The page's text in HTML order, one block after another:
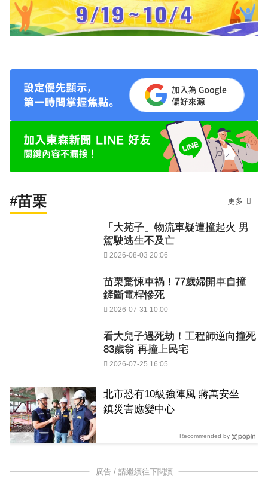
#苗栗 更多
「大苑子」物流車疑遭撞起火 男
駕駛逃生不及亡
2026-08-03 20:06
苗栗驚悚車禍！77歲婦開車自撞
鏟斷電桿慘死
2026-07-31 10:00
看大兒子遇死劫！工程師逆向撞死
83歲翁 再撞上民宅
2026-07-25 16:05
北市恐有10級強陣風 蔣萬安坐
鎮災害應變中心
Recommended by
廣告 / 請繼續往下閱讀